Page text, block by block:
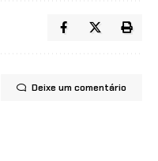
Deixe um comentário